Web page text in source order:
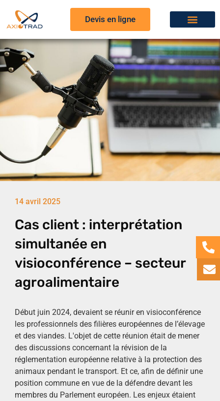
Devis en ligne
14 avril 2025
Cas client : interprétation
simultanée en
visioconférence – secteur
agroalimentaire
Début juin 2024, devaient se réunir en visioconférence
les professionnels des filières européennes de l’élevage
et des viandes. L'objet de cette réunion était de mener
des discussions concernant la révision de la
réglementation européenne relative à la protection des
animaux pendant le transport. Et ce, afin de définir une
position commune en vue de la défendre devant les
membres du Parlement européen. Les enjeux étaient